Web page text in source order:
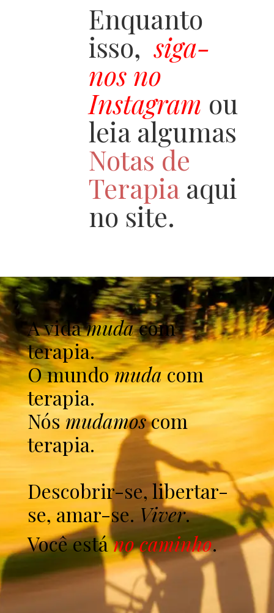
Enquanto
isso, siga-
nos no
Instagram ou
leia algumas
Notas de
Terapiaaqui
no site.
A vidamudacom
terapia.
O mundomudacom
terapia.
Nósmudamoscom
terapia.
Descobrir-se, libertar-
se, amar-se.Viver.
Você estáno caminho.